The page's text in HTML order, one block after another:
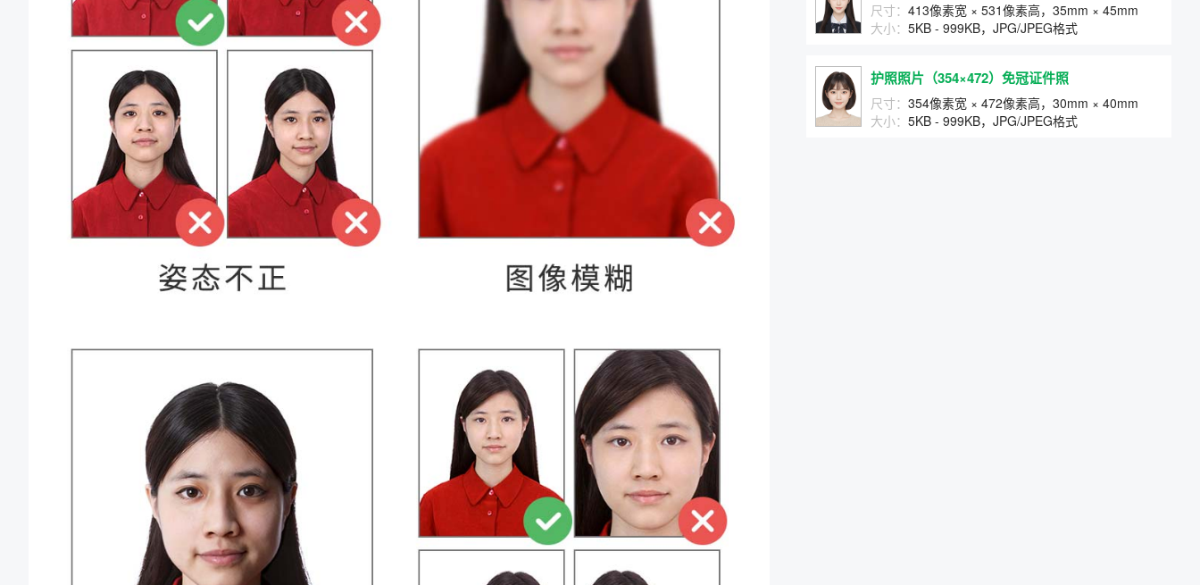
尺寸： 413像素宽 × 531像素高，35mm × 45mm
大小： 5KB - 999KB，JPG/JPEG格式
护照照片（354×472）免冠证件照
尺寸： 354像素宽 × 472像素高，30mm × 40mm
大小： 5KB - 999KB，JPG/JPEG格式